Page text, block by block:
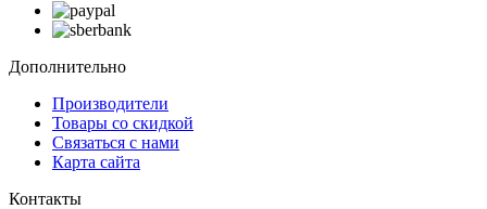
Дополнительно
Производители
Товары со скидкой
Связаться с нами
Карта сайта
Контакты